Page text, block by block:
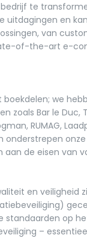
te
uitdagingen en
van
of-the-art e-
boekdelen; we
zoals Bar le Duc,
RUMAG,
onderstrepen
aan de eisen van
en veiligheid
standaarden op
–